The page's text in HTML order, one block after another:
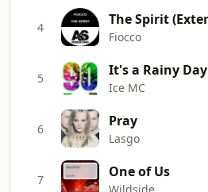
4
Fiocco
5 It's a Rainy Day
Ice MC
6 Pray
Lasgo
7 One of Us
Wildside